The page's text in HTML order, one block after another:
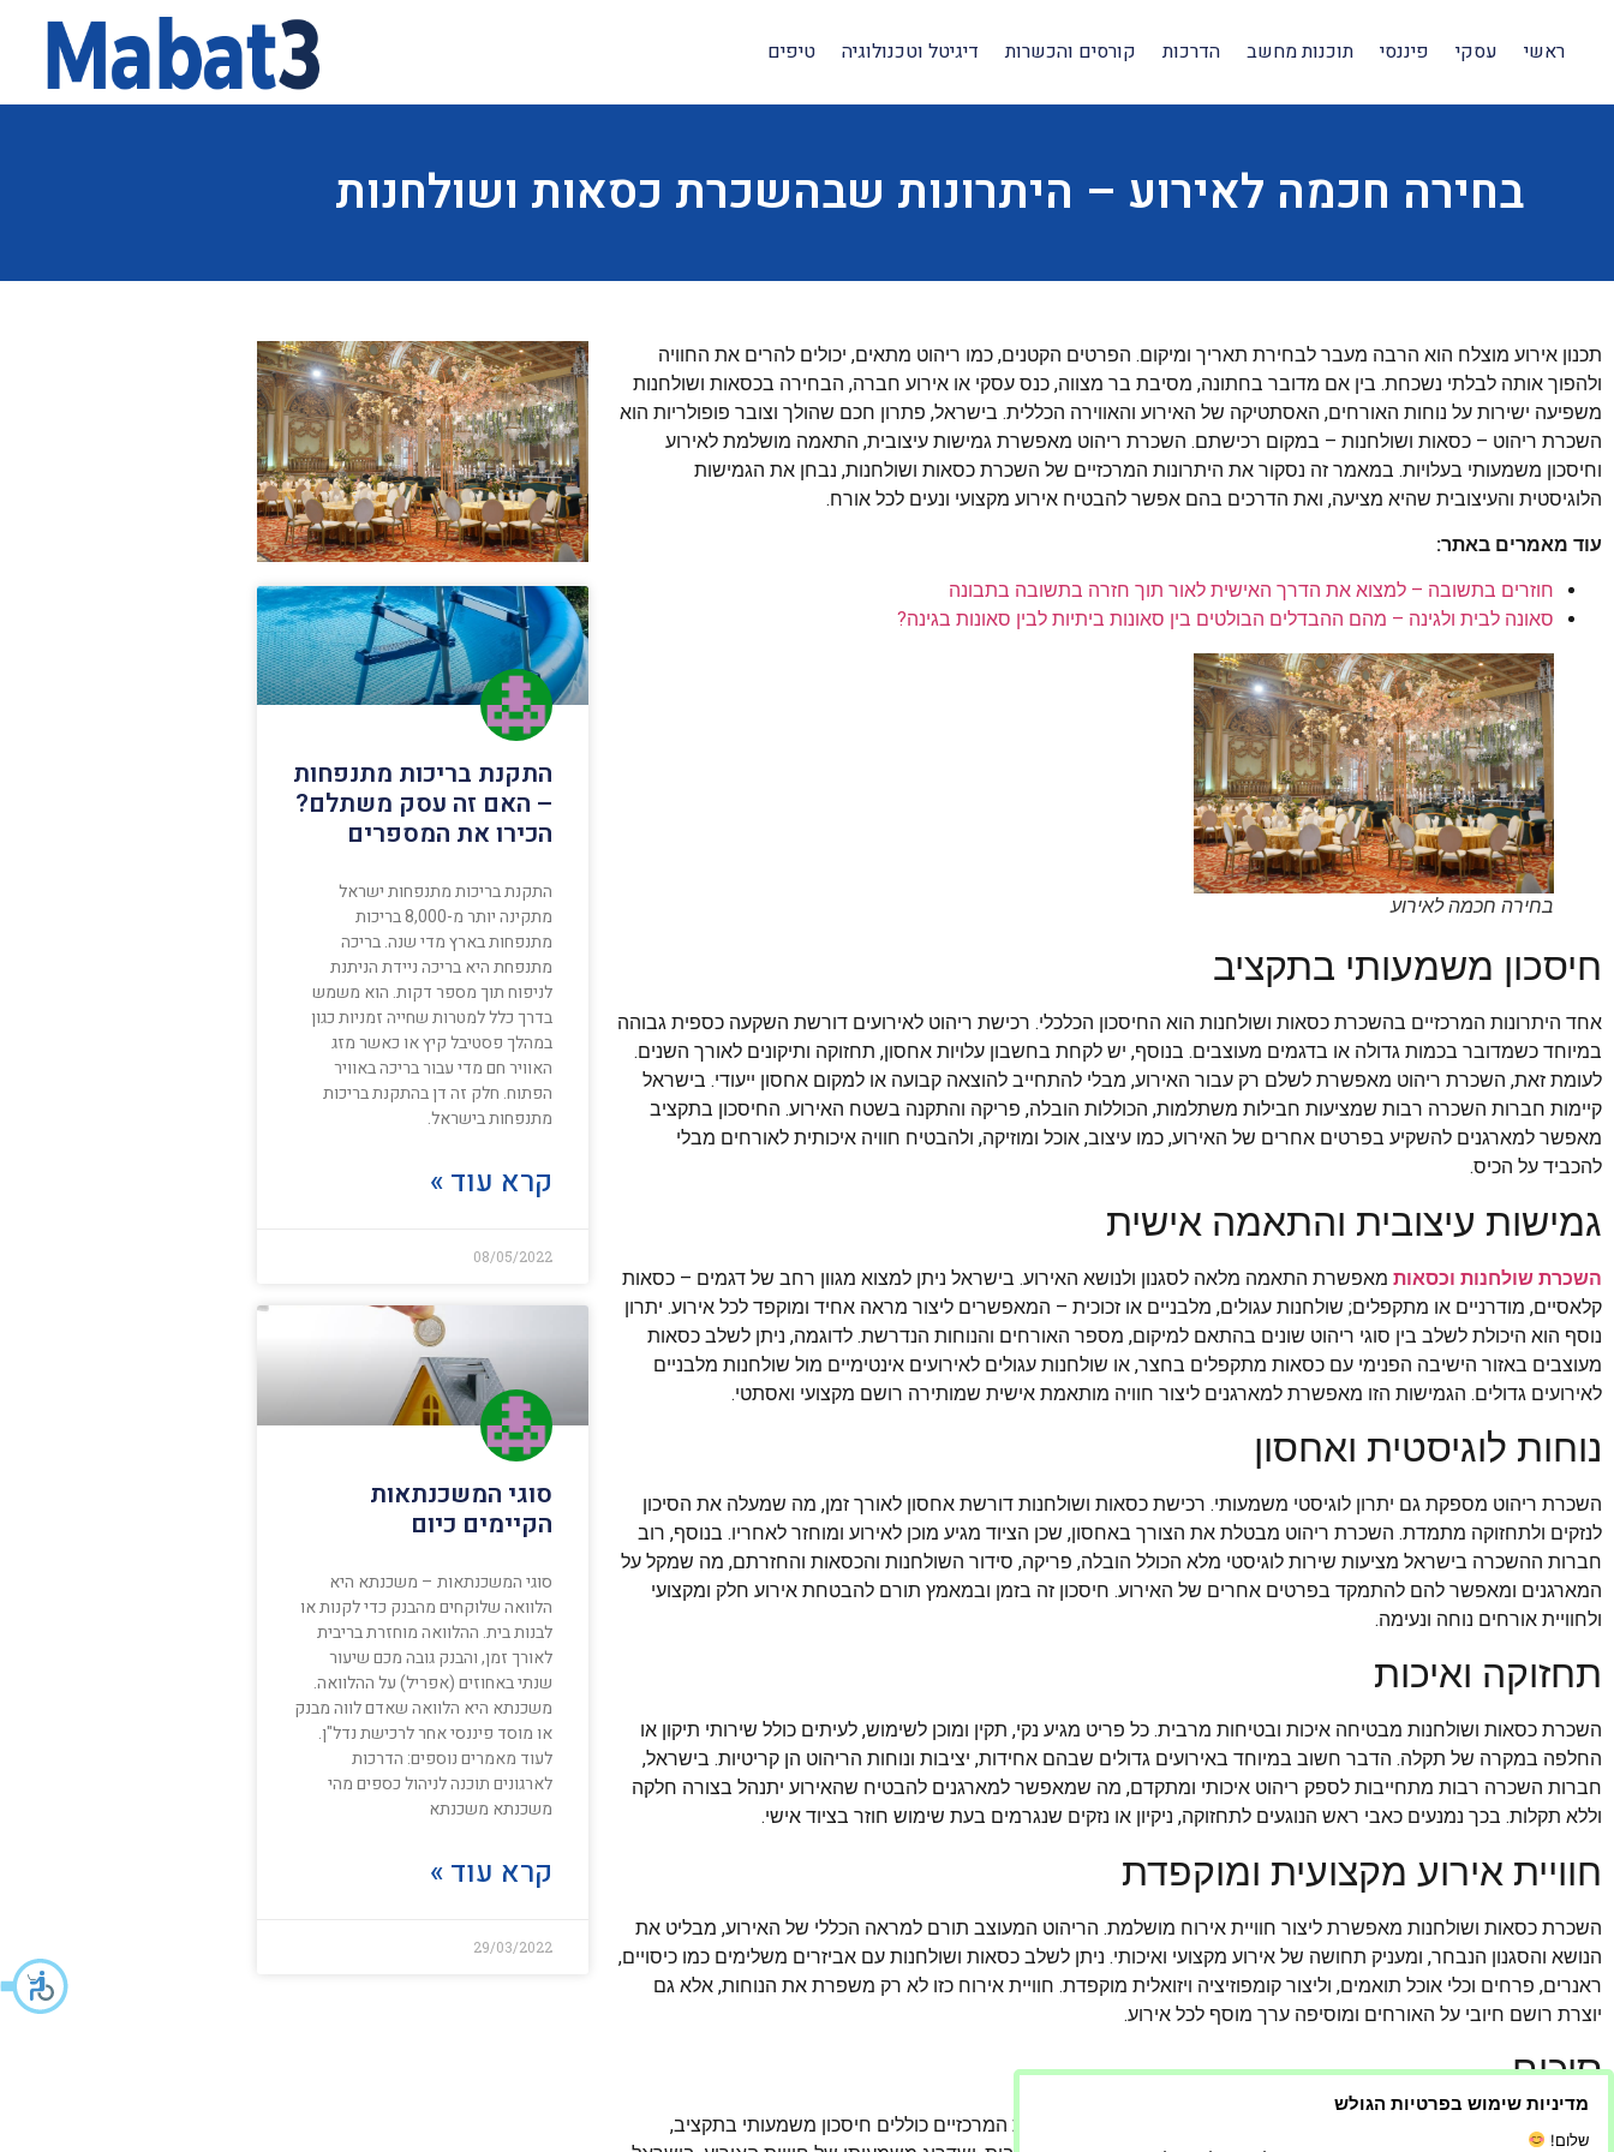
ראשי עסקי פיננסי תוכנות מחשב הדרכות קורסים והכשרות דיגיטל וטכנולוגיה טיפים
בחירה חכמה לאירוע – היתרונות שבהשכרת כסאות ושולחנות
תכנון אירוע מוצלח הוא הרבה מעבר לבחירת תאריך ומיקום. הפרטים הקטנים, כמו ריהוט מתאים, יכולים להרים את החוויה
ולהפוך אותה לבלתי נשכחת. בין אם מדובר בחתונה, מסיבת בר מצווה, כנס עסקי או אירוע חברה, הבחירה בכסאות ושולחנות
משפיעה ישירות על נוחות האורחים, האסתטיקה של האירוע והאווירה הכללית. בישראל, פתרון חכם שהולך וצובר פופולריות הוא
השכרת ריהוט – כסאות ושולחנות – במקום רכישתם. השכרת ריהוט מאפשרת גמישות עיצובית, התאמה מושלמת לאירוע
וחיסכון משמעותי בעלויות. במאמר זה נסקור את היתרונות המרכזיים של השכרת כסאות ושולחנות, נבחן את הגמישות
הלוגיסטית והעיצובית שהיא מציעה, ואת הדרכים בהם אפשר להבטיח אירוע מקצועי ונעים לכל אורח.
עוד מאמרים באתר:
חוזרים בתשובה – למצוא את הדרך האישית לאור תוך חזרה בתשובה בתבונה
סאונה לבית ולגינה – מהם ההבדלים הבולטים בין סאונות ביתיות לבין סאונות בגינה?
בחירה חכמה לאירוע
חיסכון משמעותי בתקציב
אחד היתרונות המרכזיים בהשכרת כסאות ושולחנות הוא החיסכון הכלכלי. רכישת ריהוט לאירועים דורשת השקעה כספית גבוהה
במיוחד כשמדובר בכמות גדולה או בדגמים מעוצבים. בנוסף, יש לקחת בחשבון עלויות אחסון, תחזוקה ותיקונים לאורך השנים.
לעומת זאת, השכרת ריהוט מאפשרת לשלם רק עבור האירוע, מבלי להתחייב להוצאה קבועה או למקום אחסון ייעודי. בישראל
קיימות חברות השכרה רבות שמציעות חבילות משתלמות, הכוללות הובלה, פריקה והתקנה בשטח האירוע. החיסכון בתקציב
מאפשר למארגנים להשקיע בפרטים אחרים של האירוע, כמו עיצוב, אוכל ומוזיקה, ולהבטיח חוויה איכותית לאורחים מבלי
להכביד על הכיס.
גמישות עיצובית והתאמה אישית
השכרת שולחנות וכסאות מאפשרת התאמה מלאה לסגנון ולנושא האירוע. בישראל ניתן למצוא מגוון רחב של דגמים – כסאות
קלאסיים, מודרניים או מתקפלים; שולחנות עגולים, מלבניים או זכוכית – המאפשרים ליצור מראה אחיד ומוקפד לכל אירוע. יתרון
נוסף הוא היכולת לשלב בין סוגי ריהוט שונים בהתאם למיקום, מספר האורחים והנוחות הנדרשת. לדוגמה, ניתן לשלב כסאות
מעוצבים באזור הישיבה הפנימי עם כסאות מתקפלים בחצר, או שולחנות עגולים לאירועים אינטימיים מול שולחנות מלבניים
לאירועים גדולים. הגמישות הזו מאפשרת למארגנים ליצור חוויה מותאמת אישית שמותירה רושם מקצועי ואסתטי.
נוחות לוגיסטית ואחסון
השכרת ריהוט מספקת גם יתרון לוגיסטי משמעותי. רכישת כסאות ושולחנות דורשת אחסון לאורך זמן, מה שמעלה את הסיכון
לנזקים ולתחזוקה מתמדת. השכרת ריהוט מבטלת את הצורך באחסון, שכן הציוד מגיע מוכן לאירוע ומוחזר לאחריו. בנוסף, רוב
חברות ההשכרה בישראל מציעות שירות לוגיסטי מלא הכולל הובלה, פריקה, סידור השולחנות והכסאות והחזרתם, מה שמקל על
המארגנים ומאפשר להם להתמקד בפרטים אחרים של האירוע. חיסכון זה בזמן ובמאמץ תורם להבטחת אירוע חלק ומקצועי
ולחוויית אורחים נוחה ונעימה.
תחזוקה ואיכות
השכרת כסאות ושולחנות מבטיחה איכות ובטיחות מרבית. כל פריט מגיע נקי, תקין ומוכן לשימוש, לעיתים כולל שירותי תיקון או
החלפה במקרה של תקלה. הדבר חשוב במיוחד באירועים גדולים שבהם אחידות, יציבות ונוחות הריהוט הן קריטיות. בישראל,
חברות השכרה רבות מתחייבות לספק ריהוט איכותי ומתקדם, מה שמאפשר למארגנים להבטיח שהאירוע יתנהל בצורה חלקה
וללא תקלות. בכך נמנעים כאבי ראש הנוגעים לתחזוקה, ניקיון או נזקים שנגרמים בעת שימוש חוזר בציוד אישי.
חוויית אירוע מקצועית ומוקפדת
השכרת כסאות ושולחנות מאפשרת ליצור חוויית אירוח מושלמת. הריהוט המעוצב תורם למראה הכללי של האירוע, מבליט את
הנושא והסגנון הנבחר, ומעניק תחושה של אירוע מקצועי ואיכותי. ניתן לשלב כסאות ושולחנות עם אביזרים משלימים כמו כיסויים,
ראנרים, פרחים וכלי אוכל תואמים, וליצור קומפוזיציה ויזואלית מוקפדת. חוויית אירוח כזו לא רק משפרת את הנוחות, אלא גם
יוצרת רושם חיובי על האורחים ומוסיפה ערך מוסף לכל אירוע.
סיכום
השכרת כסאות ושולחנות היא הבחירה החכמה לכל סוגי האירועים. היתרונות המרכזיים כוללים חיסכון משמעותי בתקציב,
התקנת בריכות מתנפחות
– האם זה עסק משתלם?
הכירו את המספרים
התקנת בריכות מתנפחות ישראל
מתקינה יותר מ-8,000 בריכות
מתנפחות בארץ מדי שנה. בריכה
מתנפחת היא בריכה ניידת הניתנת
לניפוח תוך מספר דקות. הוא משמש
בדרך כלל למטרות שחייה זמניות כגון
במהלך פסטיבל קיץ או כאשר מזג
האוויר חם מדי עבור בריכה באוויר
הפתוח. חלק זה דן בהתקנת בריכות
מתנפחות בישראל.
קרא עוד »
08/05/2022
סוגי המשכנתאות
הקיימים כיום
סוגי המשכנתאות – משכנתא היא
הלוואה שלוקחים מהבנק כדי לקנות או
לבנות בית. ההלוואה מוחזרת בריבית
לאורך זמן, והבנק גובה מכם שיעור
שנתי באחוזים (אפריל) על ההלוואה.
משכנתא היא הלוואה שאדם לווה מבנק
או מוסד פיננסי אחר לרכישת נדל"ן.
לעוד מאמרים נוספים: הדרכות
לארגונים תוכנה לניהול כספים מהי
משכנתא משכנתא
קרא עוד »
29/03/2022
מדיניות שימוש בפרטיות הגולש
שלום!